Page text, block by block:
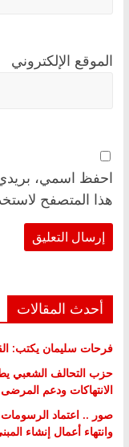
الموقع الإلكتروني
احفظ اسمي، بريدي
هذا المتصفح
أحدث المقالات
فرحات سليمان يكتب:
حزب التحالف الشعبي
الانتهاكات ودعم المرضى
صور .. اعتماد الرسومات
وانتهاء أعمال إنشاء